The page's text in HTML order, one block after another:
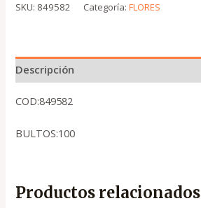
SKU: 849582 Categoría:FLORES
Descripción
COD:849582
BULTOS:100
Productos relacionados